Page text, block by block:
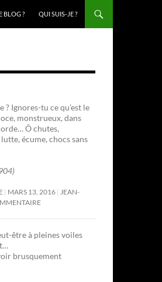
BLOG ? QUI SUIS-JE ?
Ignores-tu ce qu’est le
monstrueux, dans
Ô chutes,
écume, chocs sans
MARS 13, 2016 JEAN-
être à pleines voiles
brusquement